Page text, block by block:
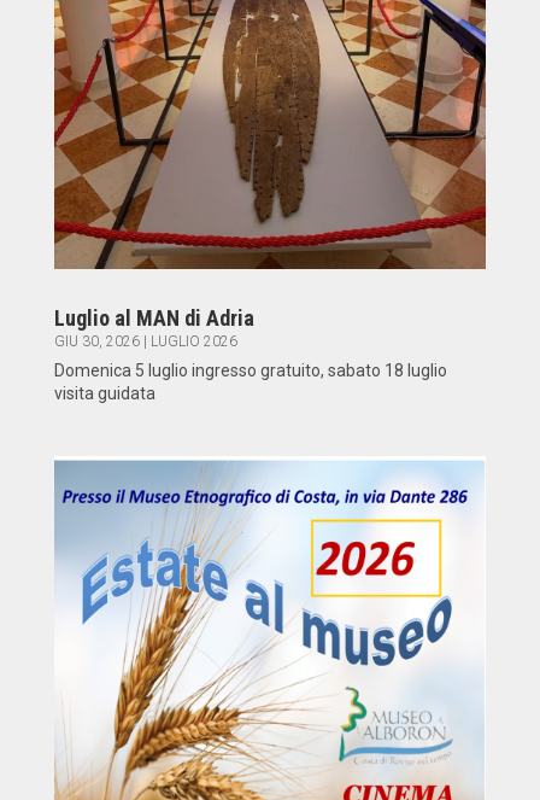
Luglio al MAN di Adria
GIU 30, 2026| LUGLIO 2026
Domenica 5 luglio ingresso gratuito, sabato 18 luglio
visita guidata